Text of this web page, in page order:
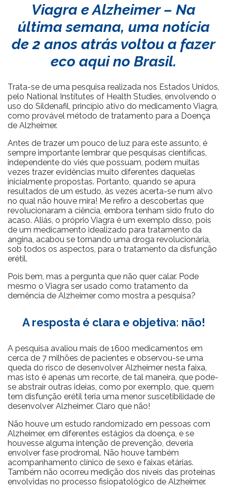
Viagra e Alzheimer – Na
última semana, uma notícia
de 2 anos atrás voltou a fazer
eco aqui no Brasil.
Trata-se de uma pesquisa realizada nos Estados Unidos,
pelo National Institutes of Health Studies, envolvendo o
uso do Sildenafil, princípio ativo do medicamento Viagra,
como provável método de tratamento para a Doença
de Alzheimer.
Antes de trazer um pouco de luz para este assunto, é
sempre importante lembrar que pesquisas científicas,
independente do viés que possuam, podem muitas
vezes trazer evidências muito diferentes daquelas
inicialmente propostas. Portanto, quando se apura
resultados de um estudo, às vezes acerta-se num alvo
no qual não houve mira! Me refiro a descobertas que
revolucionaram a ciência, embora tenham sido fruto do
acaso. Aliás, o próprio Viagra é um exemplo disso, pois
de um medicamento idealizado para tratamento da
angina, acabou se tornando uma droga revolucionária,
sob todos os aspectos, para o tratamento da disfunção
erétil.
Pois bem, mas a pergunta que não quer calar. Pode
mesmo o Viagra ser usado como tratamento da
demência de Alzheimer como mostra a pesquisa?
A resposta é clara e objetiva: não!
A pesquisa avaliou mais de 1600 medicamentos em
cerca de 7 milhões de pacientes e observou-se uma
queda do risco de desenvolver Alzheimer nesta faixa,
mas isto é apenas um recorte, de tal maneira, que pode-
se abstrair outras ideias, como por exemplo, que, quem
tem disfunção erétil teria uma menor suscetibilidade de
desenvolver Alzheimer. Claro que não!
Não houve um estudo randomizado em pessoas com
Alzheimer, em diferentes estágios da doença, e se
houvesse alguma intenção de prevenção, deveria
envolver fase prodromal. Não houve também
acompanhamento clínico de sexo e faixas etárias.
Também não ocorreu medição dos níveis das proteínas
envolvidas no processo fisiopatológico de Alzheimer.